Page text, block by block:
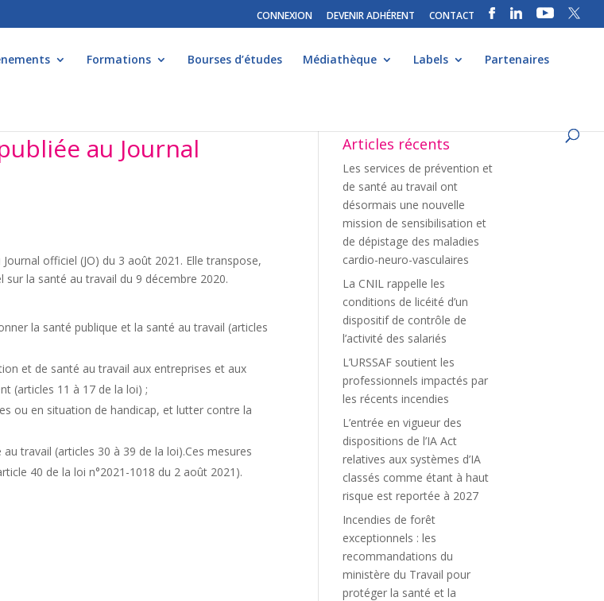
CONNEXION DEVENIR ADHÉRENT CONTACT
Formations Bourses d’études Médiathèque Labels Partenaires
au Journal
officiel (JO) du 3 août 2021. Elle transpose,
la santé au travail du 9 décembre 2020.
la santé publique et la santé au travail (articles
et de santé au travail aux entreprises et aux
(articles 11 à 17 de la loi) ;
ou en situation de handicap, et lutter contre la
travail (articles 30 à 39 de la loi).Ces mesures
40 de la loi n°2021-1018 du 2 août 2021).
Articles récents
Les services de prévention et
de santé au travail ont
désormais une nouvelle
mission de sensibilisation et
de dépistage des maladies
cardio-neuro-vasculaires
La CNIL rappelle les
conditions de licéité d’un
dispositif de contrôle de
l’activité des salariés
L’URSSAF soutient les
professionnels impactés par
les récents incendies
L’entrée en vigueur des
dispositions de l’IA Act
relatives aux systèmes d’IA
classés comme étant à haut
risque est reportée à 2027
Incendies de forêt
exceptionnels : les
recommandations du
ministère du Travail pour
protéger la santé et la